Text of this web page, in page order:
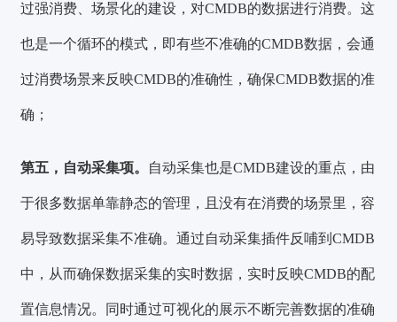
过强消费、场景化的建设，对CMDB的数据进行消费。这
也是一个循环的模式，即有些不准确的CMDB数据，会通
过消费场景来反映CMDB的准确性，确保CMDB数据的准
确；
第五，自动采集项。 自动采集也是CMDB建设的重点，由
于很多数据单靠静态的管理，且没有在消费的场景里，容
易导致数据采集不准确。通过自动采集插件反哺到CMDB
中，从而确保数据采集的实时数据，实时反映CMDB的配
置信息情况。同时通过可视化的展示不断完善数据的准确